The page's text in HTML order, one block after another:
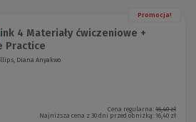
Promocja!
4 Materiały ćwiczeniowe +
Practice
Diana Anyakwo
Cena regularna: 16,40 zł
Najniższa cena z 30 dni przed obniżką: 16,40 zł